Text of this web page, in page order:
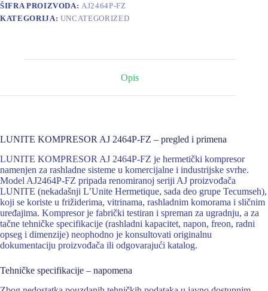
ŠIFRA PROIZVODA: AJ2464P-FZ
KATEGORIJA: UNCATEGORIZED
Opis
LUNITE KOMPRESOR AJ 2464P-FZ – pregled i primena
LUNITE KOMPRESOR AJ 2464P-FZ je hermetički kompresor
namenjen za rashladne sisteme u komercijalne i industrijske svrhe.
Model AJ2464P-FZ pripada renomiranoj seriji AJ proizvođača
LUNITE (nekadašnji L’Unite Hermetique, sada deo grupe Tecumseh),
koji se koriste u frižiderima, vitrinama, rashladnim komorama i sličnim
uređajima. Kompresor je fabrički testiran i spreman za ugradnju, a za
tačne tehničke specifikacije (rashladni kapacitet, napon, freon, radni
opseg i dimenzije) neophodno je konsultovati originalnu
dokumentaciju proizvođača ili odgovarajući katalog.
Tehničke specifikacije – napomena